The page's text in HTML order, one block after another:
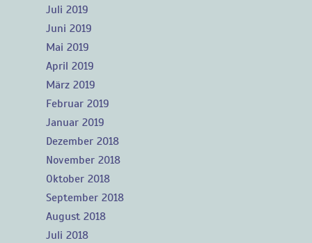
Juli 2019
Juni 2019
Mai 2019
April 2019
März 2019
Februar 2019
Januar 2019
Dezember 2018
November 2018
Oktober 2018
September 2018
August 2018
Juli 2018